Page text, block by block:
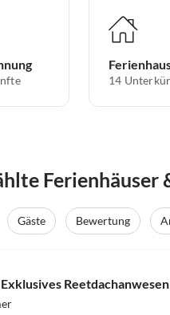
14
Ferienhäuser
Gäste Bewertung